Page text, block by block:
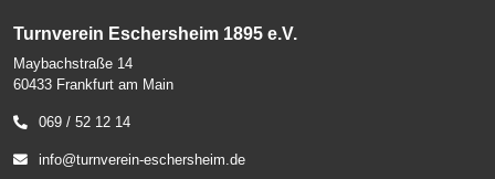
Turnverein Eschersheim 1895 e.V.
Maybachstraße 14
60433 Frankfurt am Main
069 / 52 12 14
info@turnverein-eschersheim.de